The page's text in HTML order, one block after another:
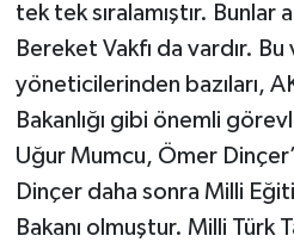
tek tek sıralamıştır. Bunlar
Bereket Vakfı da vardır. Bu
yöneticilerinden bazıları,
Bakanlığı gibi önemli
Uğur Mumcu, Ömer
Dinçer daha sonra Milli
Bakanı olmuştur. Milli Türk